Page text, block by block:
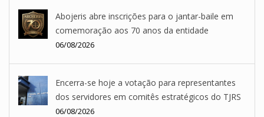
Abojeris abre inscrições para o jantar-baile em
comemoração aos 70 anos da entidade
06/08/2026
Encerra-se hoje a votação para representantes
dos servidores em comitês estratégicos do TJRS
06/08/2026